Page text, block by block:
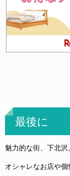
最後に
魅力的な街、下北沢
オシャレなお店や個